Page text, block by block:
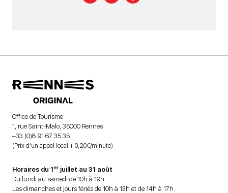
Office de Tourisme
1, rue Saint-Malo, 35000 Rennes
+33 (0)8 91 67 35 35
(Prix d’un appel local + 0,20€/minute)
Horaires du 1er juillet au 31 août
Du lundi au samedi de 10h à 19h.
Les dimanches et jours fériés de 10h à 13h et de 14h à 17h.